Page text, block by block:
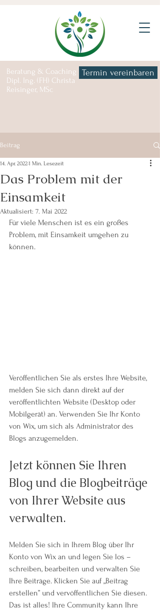
Beratung & Coaching |
Dipl. Ing. (FH) Christa
Reisinger, MSc
Termin vereinbaren
Beitrag
Das Problem mit der
Einsamkeit
14. Apr. 20221 Min. Lesezeit
Aktualisiert: 7. Mai 2022
Für viele Menschen ist es ein großes
Problem, mit Einsamkeit umgehen zu
können.
Veröffentlichen Sie als erstes Ihre Website,
melden Sie sich dann direkt auf der
veröffentlichten Website (Desktop oder
Mobilgerät) an. Verwenden Sie Ihr Konto
von Wix, um sich als Administrator des
Blogs anzugemelden.
Jetzt können Sie Ihren
Blog und die Blogbeiträge
von Ihrer Website aus
verwalten.
Melden Sie sich in Ihrem Blog über Ihr
Konto von Wix an und legen Sie los –
schreiben, bearbeiten und verwalten Sie
Ihre Beiträge. Klicken Sie auf „Beitrag
erstellen” und vervöffentlichen Sie diesen.
Das ist alles! Ihre Community kann Ihre